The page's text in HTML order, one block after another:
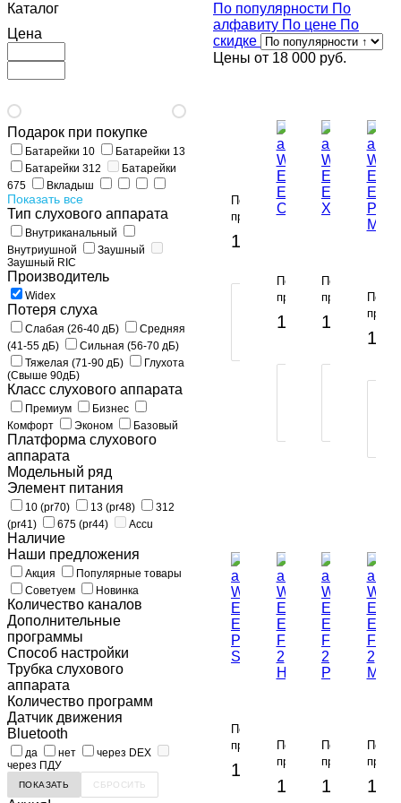
Каталог
Цена
Подарок при покупке
Батарейки 10
Батарейки 13
Батарейки 312
Батарейки
675
Вкладыш
Показать все
Тип слухового аппарата
Внутриканальный
Внутриушной
Заушный
Заушный RIC
Производитель
Widex
Потеря слуха
Слабая (26-40 дБ)
Средняя
(41-55 дБ)
Сильная (56-70 дБ)
Тяжелая (71-90 дБ)
Глухота
(Свыше 90дБ)
Класс слухового аппарата
Премиум
Бизнес
Комфорт
Эконом Базовый
Платформа слухового
аппарата
Модельный ряд
Элемент питания
10 (pr70) 13 (pr48)
312
(pr41)
675 (pr44) Accu
Наличие
Наши предложения
Акция
Популярные товары
Советуем
Новинка
Количество каналов
Дополнительные
программы
Cпособ настройки
Трубка слухового
аппарата
Количество программ
Датчик движения
Bluetooth
да нет
через DEX
через ПДУ
По популярности По
алфавиту По цене По
скидке
Цены от 18 000 руб.
Слуховой
аппарат
EVOKE
E110-
CIC-
M
По
предзаказу
108 000 руб.
ПОКУПКА
EVOKE
E110-
CIC
По
предзаказу
108 000 руб.
Слуховой
EVOKE
E110-
XP
По
предзаказу
108 000
ПОКУПКА
E110-
PA
M
По
108
Слуховой
EVOKE
E110-
PA
S
По
предзаказу
108 000 руб.
В
EVOKE
E110-
FS
2
По
предзаказу
108 000 руб.
EVOKE
E110-
FS
2
По
предзаказу
108 000
E110-
FS
2
По
108